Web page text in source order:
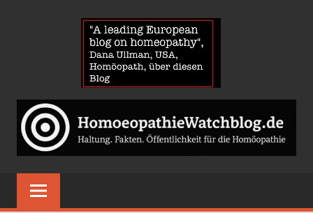
News
über
Homöopathie
und
Auge